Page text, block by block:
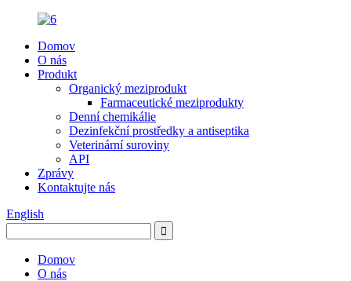
Domov
O nás
Produkt
Organický meziprodukt
Farmaceutické meziprodukty
Denní chemikálie
Dezinfekční prostředky a antiseptika
Veterinární suroviny
API
Zprávy
Kontaktujte nás
English
Domov
O nás